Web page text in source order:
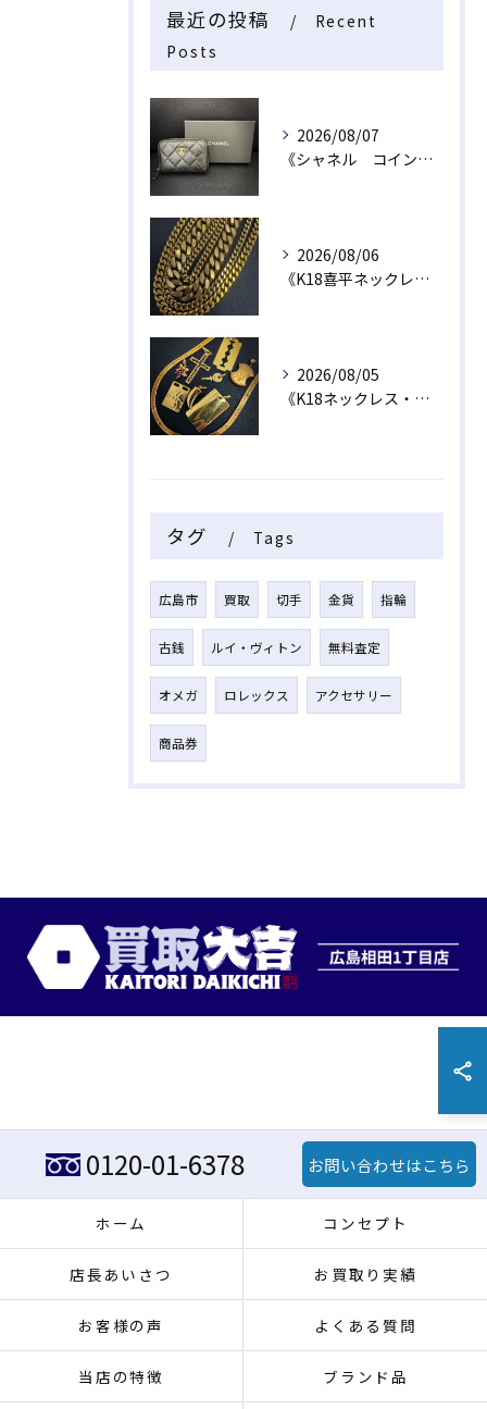
最近の投稿
Recent
Posts
2026/08/07
《シャネル コインケース》
2026/08/06
《K18喜平ネックレス・ブレスレット》
2026/08/05
《K18ネックレス・トップ》
タグ Tags
広島市 買取 切手 金貨 指輪
古銭 ルイ・ヴィトン 無料査定
オメガ ロレックス アクセサリー
商品券
0120-01-6378 お問い合わせはこちら
ホーム コンセプト
店長あいさつ お買取り実績
お客様の声 よくある質問
当店の特徴 ブランド品